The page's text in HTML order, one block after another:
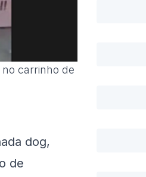
carrinho de
dog,
de